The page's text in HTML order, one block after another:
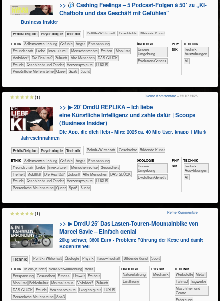
>>
Cashing Feelings – 5 Podcast-Folgen à 50´ zu „KI-
Chatbots und das Geschäft mit Gefühlen“
Business Insider
​​​​​​​​​​Ethik/​Religion ​​​​​​​​​​Psychologie ​Technik ​​​​​​​​​Politik+​Wirtschaft ​​​​​​​​Geschichte Bildende Kunst
ETHIK ​​​​​​​​​​​​​​​​​​​​​​​​​​​​​​​​​​​​​​​​Selbst­verwirklichung ​​​​​​​​​​​​​​​Gefühle ​​​​​​​​​​​​​Angst
​​​​​​​​​​​​​Entspannung
​​​​​​​​​​​​Freundschaft
​​​​​​​​​​​​Liebe ​​​​​​​​Interkulturell ​​​​​​​Menschenrechte ​​​Freiheit
​​​Mobilität
​​Vorbilder?
​Die Realität? ​Zukunft Alte Menschen
DAS GLÜCK
Freude
Geschlecht und Gender Herzensprojekte
LUXUS
Persönliche Meilensteine
Queer Spaß Sucht
ÖKO​LOGIE
​​​​​​​​​​​​​Unsere
Umgebung
Evolution/Genetik
PHY​
SIK
TECH​NIK
​​​​​​Technik-
Auswirkungen
​​AI
>> ▶ 20´ DmdU REPLIKA – Ich liebe
eine Künstliche Intelligenz und zahle dafür | Scoops
(Business Insider)
Die App, die dich liebt - Mitte 2025 ca. 40 Mio User, knapp 1 Mia $
Jahreseinnahmen
​​​​​​​​​​Ethik/​Religion ​​​​​​​​​​Psychologie ​Technik ​​​​​​​​​Politik+​Wirtschaft ​​​​​​​​Geschichte Bildende Kunst
ETHIK ​​​​​​​​​​​​​​​​​​​​​​​​​​​​​​​​​​​​​​​​Selbst­verwirklichung ​​​​​​​​​​​​​​​Gefühle ​​​​​​​​​​​​​Angst
​​​​​​​​​​​​​Entspannung
​​​​​​​​​​​​Freundschaft
​​​​​​​​​​​​Liebe ​​​​​​​​Interkulturell ​​​​​​​Menschenrechte
​​​​​​Gesundheit
​​​Freiheit
​​​Mobilität ​Die Realität? ​Zukunft Alte Menschen
DAS GLÜCK
Freude
Geschlecht und Gender Herzensprojekte
LUXUS
Persönliche Meilensteine
Queer Spaß Sucht
ÖKO​LOGIE
​​​​​​​​​​​​​Unsere
Umgebung
Evolution/Genetik
PHY​
SIK
TECH​NIK
​​​​​​Technik-
Auswirkungen
​​AI
Keine Kommentare – 25.07.2025
(1)
>> ▶ DmdU 25′ Das Lasten-Touren-Mountainbike von
Marcel Sayle – Einfach genial
20kg schwer, 3600 Euro - Problem: Führung der Kette und damit
Bodenfreiheit
​Technik ​​​​​​​​​Politik+​Wirtschaft ​​​​​​​​Ökologie ​​​​​​​Physik ​Haus­wirtschaft Bildende Kunst Sport
ETHIK (Klein-)Kinder ​​​​​​​​​​​​​​​​​​​​​​​​​​​​​​​​​​​​​​​​Selbst­verwirklichung
​​​​​​​​​​​​​​​Beruf
​​​​​​​​​​​​​Entspannung
​​​​​​Gesundheit ​​​​​Fitness ​​​​​Umwelt
​​​Freiheit
​​​Mobilität
​​Fehlerkultur ​​Minimalismus ​​Vorbilder?
​Zukunft
DAS GLÜCK
Freude Herzensprojekte Langlebigkeit
LUXUS
Persönliche Meilensteine
Spaß
ÖKO​LOGIE
​​​​​​​​​​​​​Naturerfahrung
​​​​Ernährung
PHY​SIK
​​​Mechanik
TECH​NIK
​​​​​​​​​Werkstoffe
​​​​​​​​Metall
​​​​​​​Fahrrad
​​​​​Tragwerke
​​​​Maschinen und
Geräte
​Fahrzeuge
Keine Kommentare
(1)